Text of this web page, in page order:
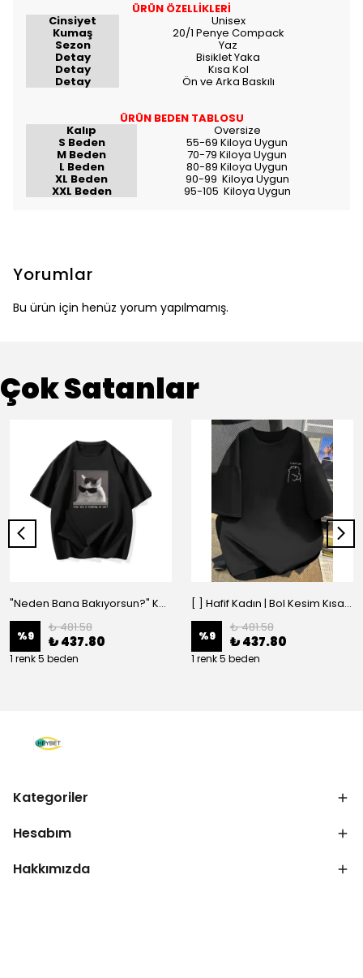
ÜRÜN ÖZELLİKLERİ
Cinsiyet Unisex
Kumaş 20/1 Penye Compack
Sezon Yaz
Detay Bisiklet Yaka
Detay Kısa Kol
Detay Ön ve Arka Baskılı
ÜRÜN BEDEN TABLOSU
Kalıp Oversize
S Beden 55-69 Kiloya Uygun
M Beden 70-79 Kiloya Uygun
L Beden 80-89 Kiloya Uygun
XL Beden 90-99 Kiloya Uygun
XXL Beden 95-105 Kiloya Uygun
Yorumlar
Bu ürün için henüz yorum yapılmamış.
Çok Satanlar
"Neden Bana Bakıyorsun?" Komik Kedi Grafik Tişört - Dijital Baskılı Siyah Bol - Siyah
%9
₺ 481.58
₺ 437.80
1 renk 5 beden
[ ] Hafif Kadın | Bol Kesim Kısa Kollu Yuvarlak Yaka Eğlenceli Karikatür Ayı ve - Siyah
%9
₺ 481.58
₺ 437.80
1 renk 5 beden
Kategoriler
Hesabım
Hakkımızda